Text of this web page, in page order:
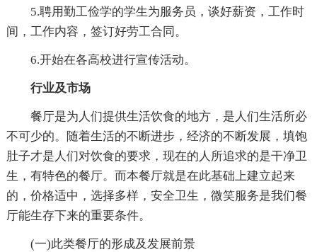
5.聘用勤工俭学的学生为服务员，谈好薪资，工作时
间，工作内容，签订好劳工合同。
6.开始在各高校进行宣传活动。
行业及市场
餐厅是为人们提供生活饮食的地方，是人们生活所必
不可少的。随着生活的不断进步，经济的不断发展，填饱
肚子才是人们对饮食的要求，现在的人所追求的是干净卫
生，有特色的餐厅。而本餐厅就是在此基础上建立起来
的，价格适中，选择多样，安全卫生，微笑服务是我们餐
厅能生存下来的重要条件。
(一)此类餐厅的形成及发展前景